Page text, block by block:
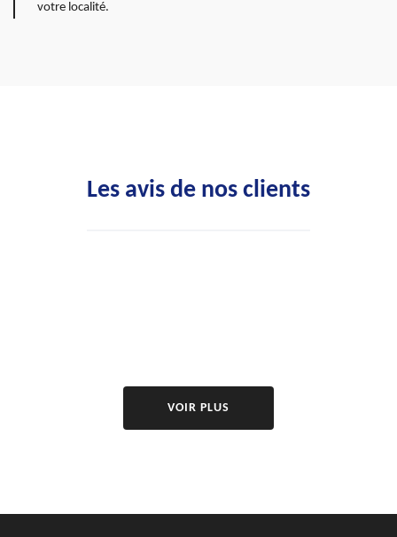
votre localité.
Les avis de nos clients
VOIR PLUS